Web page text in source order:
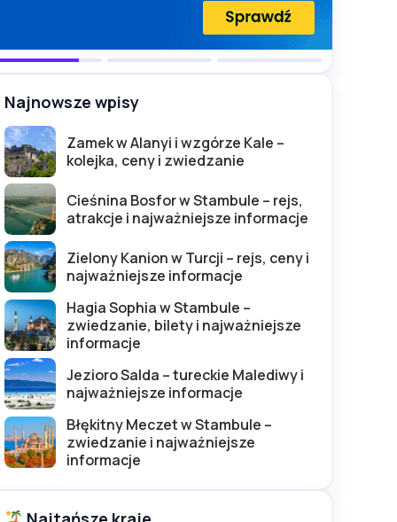
Najnowsze wpisy
Zamek w Alanyi i wzgórze Kale –
kolejka, ceny i zwiedzanie
Cieśnina Bosfor w Stambule – rejs,
atrakcje i najważniejsze informacje
Zielony Kanion w Turcji – rejs, ceny i
najważniejsze informacje
Hagia Sophia w Stambule –
zwiedzanie, bilety i najważniejsze
informacje
Jezioro Salda – tureckie Malediwy i
najważniejsze informacje
Błękitny Meczet w Stambule –
zwiedzanie i najważniejsze
informacje